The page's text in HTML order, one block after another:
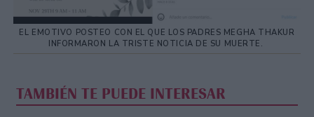
EL EMOTIVO POSTEO CON EL QUE LOS PADRES MEGHA THAKUR
INFORMARON LA TRISTE NOTICIA DE SU MUERTE.
TAMBIÉN TE PUEDE INTERESAR